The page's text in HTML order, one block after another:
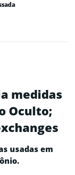
medidas
Oculto;
usadas em